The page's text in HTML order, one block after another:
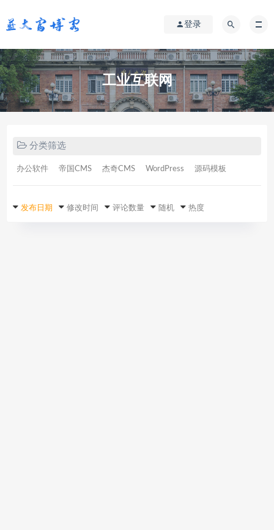
登录
工业互联网
分类筛选
办公软件 帝国CMS 杰奇CMS WordPress 源码模板
发布日期 修改时间 评论数量 随机 热度